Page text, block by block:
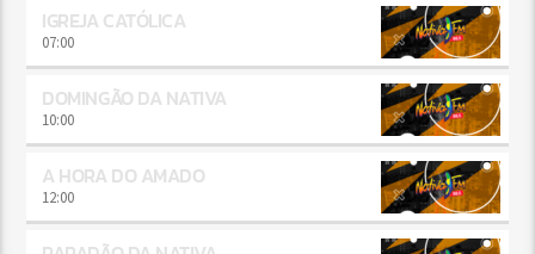
IGREJA CATÓLICA
07:00
DOMINGÃO DA NATIVA
10:00
A HORA DO AMADO
12:00